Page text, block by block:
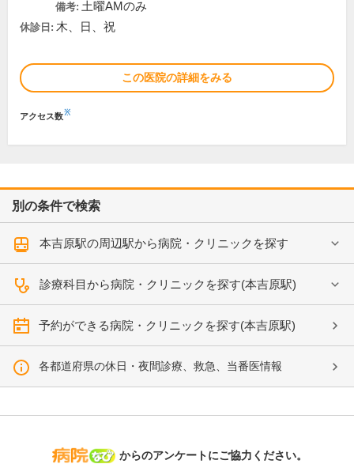
備考: 土曜AMのみ
休診日: 木、日、祝
この医院の詳細をみる
アクセス数※
別の条件で検索
本吉原駅の周辺駅から病院・クリニックを探す
診療科目から病院・クリニックを探す(本吉原駅)
予約ができる病院・クリニックを探す(本吉原駅)
各都道府県の休日・夜間診療、救急、当番医情報
病院なび
からのアンケートにご協力ください。